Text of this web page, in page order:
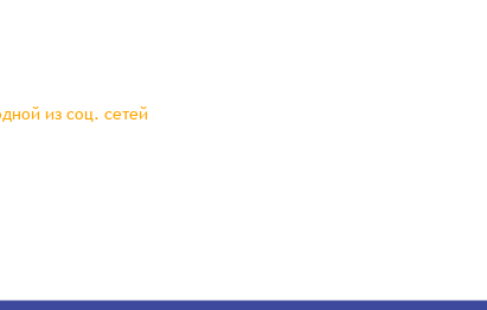
из соц. сетей